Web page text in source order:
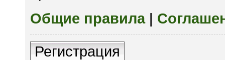
Общие правила|
Регистрация